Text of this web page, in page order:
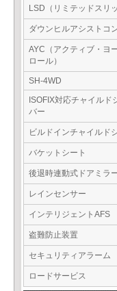
LSD（リミテッドスリ
ダウンヒルアシストコ
AYC（アクティブ・ヨ
ロール）
SH-4WD
ISOFIX対応チャイルド
バー
ビルドインチャイルド
バケットシート
後退時連動式ドアミラ
レインセンサー
インテリジェントAFS
盗難防止装置
セキュリティアラーム
ロードサービス